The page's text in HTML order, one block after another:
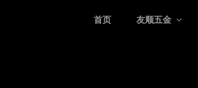
首页 友顺五金